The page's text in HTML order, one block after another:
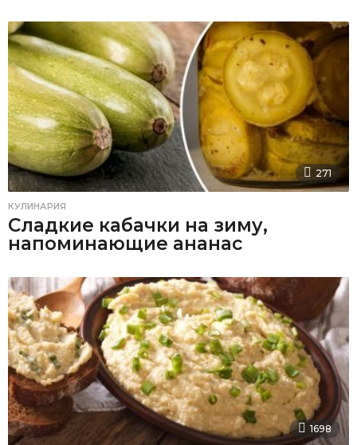
271
КУЛИНАРИЯ
Сладкие кабачки на зиму,
напоминающие ананас
1698